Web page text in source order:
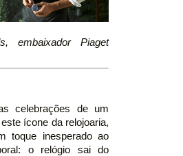
embaixador Piaget
celebrações de um
ícone da relojoaria,
toque inesperado ao
o relógio sai do